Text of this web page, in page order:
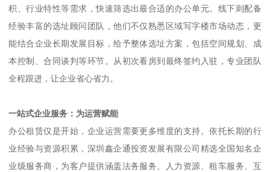
公室，到适合扩张期企业的整层办公空间，均可灵活租赁。内部空
间设计合理，采光充足，布局方正，企业可根据自身业务特点进行
个性化装修与功能分区。无论是需要独立办公室以保证私密性与专
注度，还是偏好开放办公区以促进团队协作，均能在这里找到理想
方案。
作为商办网平台的核心服务内容，深圳鑫企通投资发展有限公司为
创富港-文锦广场的租赁提供全方位支持。我们线上拥有真实、详尽
的房源信息，通过智能搜索匹配系统，能够根据企业的预算、面
积、行业特性等需求，快速筛选出最合适的办公单元。线下则配备